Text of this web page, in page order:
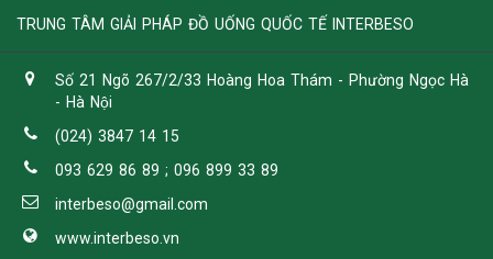
TRUNG TÂM GIẢI PHÁP ĐỒ UỐNG QUỐC TẾ INTERBESO
Số 21 Ngõ 267/2/33 Hoàng Hoa Thám - Phường Ngọc Hà
- Hà Nội
(024) 3847 14 15
093 629 86 89 ; 096 899 33 89
interbeso@gmail.com
www.interbeso.vn